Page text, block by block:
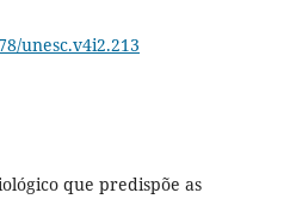
unesc.v4i2.213
que predispõe as